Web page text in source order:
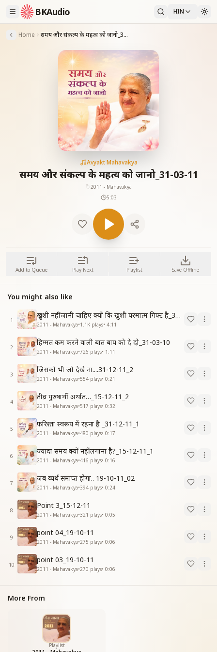
BKAudio HIN
Home समय और संकल्प के महत्व को जानो_31-03-11
Avyakt Mahavakya
समय और संकल्प के महत्व को जानो_31-03-11
2011 - Mahavakya
5:03
Add to Queue Play Next Playlist Save Offline
You might also like
1
खुशी नहीं जानी चाहिए क्यों कि खुशी परमात्म गिफ्ट है_31-03-10
2011 - Mahavakya•1.1K plays• 4:11
2
हिम्मत कम करने वाली बात बाप को दे दो_31-03-10
2011 - Mahavakya•726 plays• 1:11
3
जिसको भी जो देखे ना....31-12-11_2
2011 - Mahavakya•554 plays• 0:21
4
तीव्र पुरुषार्थी अर्थात…_15-12-11_2
2011 - Mahavakya•517 plays• 0:32
5
फ़रिश्ता स्वरूप में रहना है _31-12-11_1
2011 - Mahavakya•480 plays• 0:17
6
ज़्यादा समय क्यों नहीं लगाना है?_15-12-11_1
2011 - Mahavakya•416 plays• 0:16
7
जब व्यर्थ समाप्त होगा.. 19-10-11_02
2011 - Mahavakya•394 plays• 0:24
8
Point 3_15-12-11
2011 - Mahavakya•321 plays• 0:05
9
point 04_19-10-11
2011 - Mahavakya•275 plays• 0:06
10
point 03_19-10-11
2011 - Mahavakya•270 plays• 0:06
More From
Playlist